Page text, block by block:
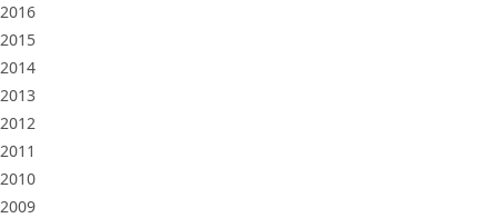
2016
2015
2014
2013
2012
2011
2010
2009